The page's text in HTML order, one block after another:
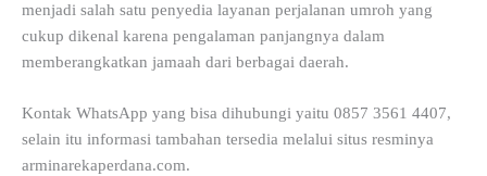
menjadi salah satu penyedia layanan perjalanan umroh yang
cukup dikenal karena pengalaman panjangnya dalam
memberangkatkan jamaah dari berbagai daerah.
Kontak WhatsApp yang bisa dihubungi yaitu 0857 3561 4407,
selain itu informasi tambahan tersedia melalui situs resminya
arminarekaperdana.com.